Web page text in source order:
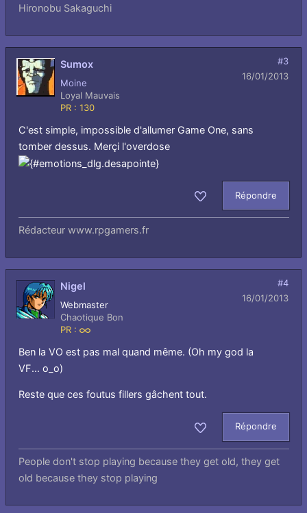
Hironobu Sakaguchi
Sumox
Moine
Loyal Mauvais
PR : 130
#3
16/01/2013
C'est simple, impossible d'allumer Game One, sans
tomber dessus. Merçi l'overdose
Répondre
Rédacteur www.rpgamers.fr
Nigel
Webmaster
Chaotique Bon
PR :
#4
16/01/2013
Ben la VO est pas mal quand même. (Oh my god la
VF... o_o)
Reste que ces foutus fillers gâchent tout.
Répondre
People don't stop playing because they get old, they get
old because they stop playing